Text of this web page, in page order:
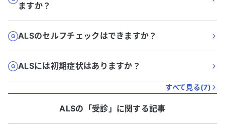
ますか？
ALSのセルフチェックはできますか？
ALSには初期症状はありますか？
すべて見る(7)
ALSの「受診 」に関する記事